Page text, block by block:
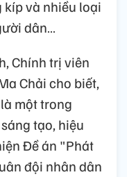
và nhiều loại
dân…
Chính trị viên
Chải cho biết,
một trong
tạo, hiệu
Đề án "Phát
đội nhân dân